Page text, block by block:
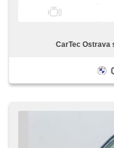
CarTec Ostrava